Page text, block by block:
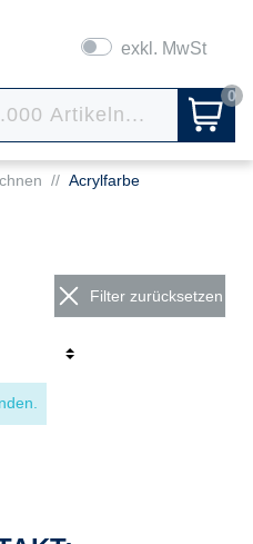
exkl. MwSt
0
// Acrylfarbe
Filter zurücksetzen